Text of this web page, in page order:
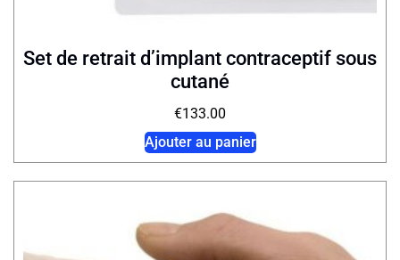
Set de retrait d’implant contraceptif sous
cutané
€133.00
Ajouter au panier